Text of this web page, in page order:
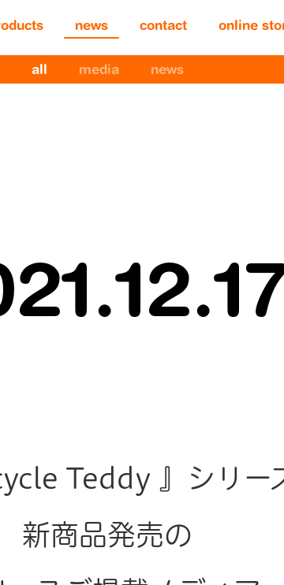
news contact online
all media news
Teddy 』シリー
新商品発売の